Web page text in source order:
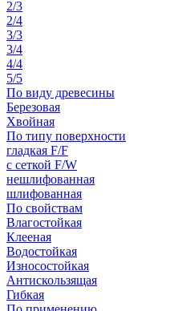
2/3
2/4
3/3
3/4
4/4
5/5
По виду древесины
Березовая
Хвойная
По типу поверхности
гладкая F/F
с сеткой F/W
нешлифованная
шлифованная
По свойствам
Влагостойкая
Клееная
Водостойкая
Износостойкая
Антискользящая
Гибкая